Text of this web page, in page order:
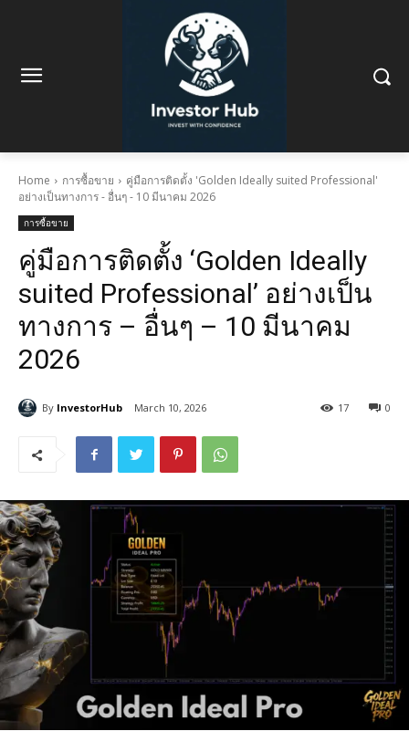
Home การซื้อขาย
คู่มือการติดตั้ง 'Golden Ideally suited Professional'
อย่างเป็นทางการ - อื่นๆ - 10 มีนาคม 2026
การซื้อขาย
คู่มือการติดตั้ง ‘Golden Ideally
suited Professional’ อย่างเป็น
ทางการ – อื่นๆ – 10 มีนาคม
2026
By InvestorHub March 10, 2026 0
17